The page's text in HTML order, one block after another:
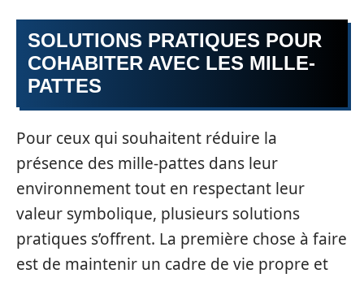
SOLUTIONS PRATIQUES POUR
COHABITER AVEC LES MILLE-
PATTES
Pour ceux qui souhaitent réduire la
présence des mille-pattes dans leur
environnement tout en respectant leur
valeur symbolique, plusieurs solutions
pratiques s’offrent. La première chose à faire
est de maintenir un cadre de vie propre et